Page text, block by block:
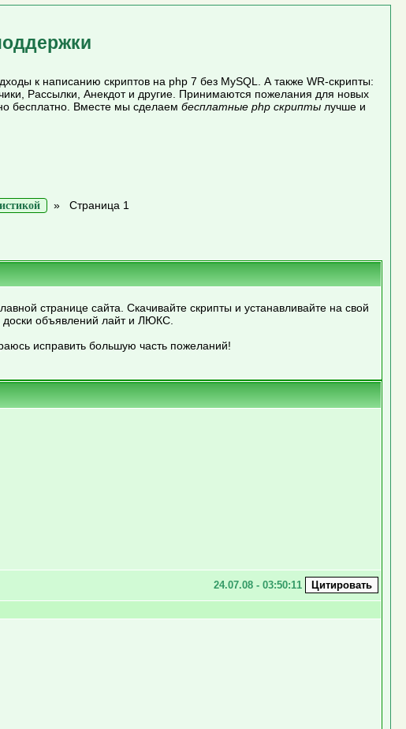
к написанию скриптов на php 7 без MySQL. А также WR-скрипты:
Рассылки, Анекдот и другие. Принимаются пожелания для новых
бесплатно. Вместе мы сделаем бесплатные php скриптылучше и
» Страница 1
странице сайта. Скачивайте скрипты и устанавливайте на свой
объявлений лайт и ЛЮКС.
исправить большую часть пожеланий!
24.07.08 - 03:50:11